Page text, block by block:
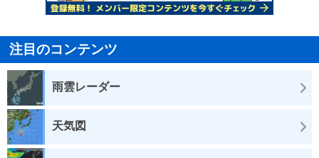
注目のコンテンツ
雨雲レーダー
天気図